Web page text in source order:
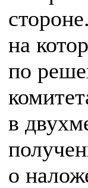
на
по
в
о